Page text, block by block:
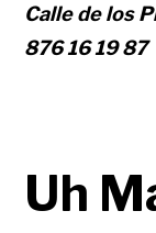
Calle de los
876 16 19 87
Uh